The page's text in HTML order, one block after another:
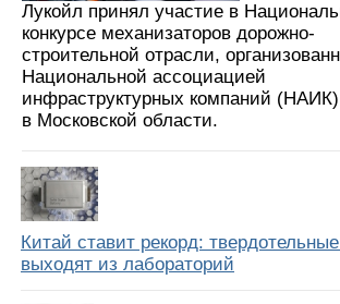
Лукойл принял участие в
конкурсе механизаторов дорожно-
строительной отрасли,
Национальной ассоциацией
инфраструктурных компаний (НАИК)
в Московской области.
Китай ставит рекорд:
выходят из лабораторий